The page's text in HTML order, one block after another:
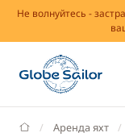
Не волнуйтесь -
GlobeSailor
Аренда яхт